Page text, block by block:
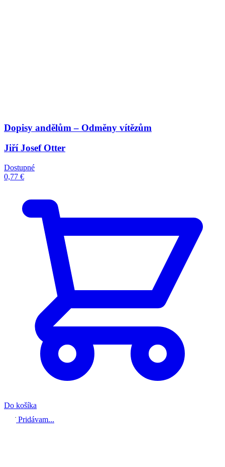
Dopisy andělům – Odměny vítězům
Jiří Josef Otter
Dostupné
0,77 €
Do košíka
Pridávam...